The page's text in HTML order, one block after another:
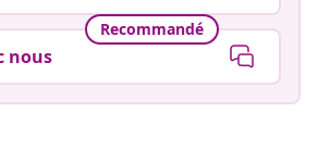
Recommandé
nous